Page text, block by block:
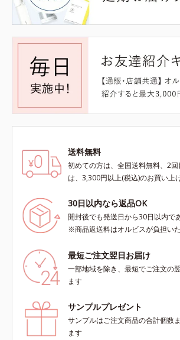
送料無料
初めての方は、全国送料無料、2
は、3,300円以上(税込)のお買い上
30日以内なら返品OK
開封後でも発送日から30日以内で
※商品返送料はオルビスが負担い
最短ご注文翌日お届け
一部地域を除き、最短でご注文の
ます
サンプルプレゼント
サンプルはご注文商品の合計個数
ます